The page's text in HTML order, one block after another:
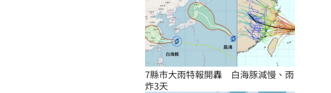
7縣市大雨特報開轟　白海豚減慢、雨
炸3天